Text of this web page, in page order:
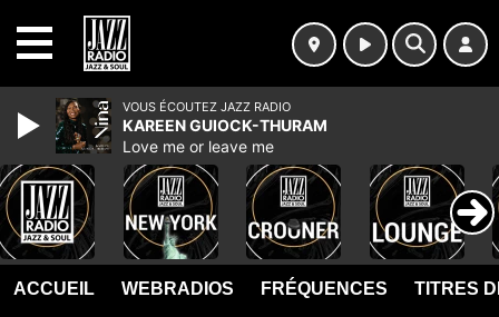
ACCUEIL WEBRADIOS FRÉQUENCES TITRES
VOUS ÉCOUTEZ JAZZ RADIO
KAREEN GUIOCK-THURAM
Love me or leave me